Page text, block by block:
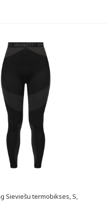
Sieviešu termobikses, S,